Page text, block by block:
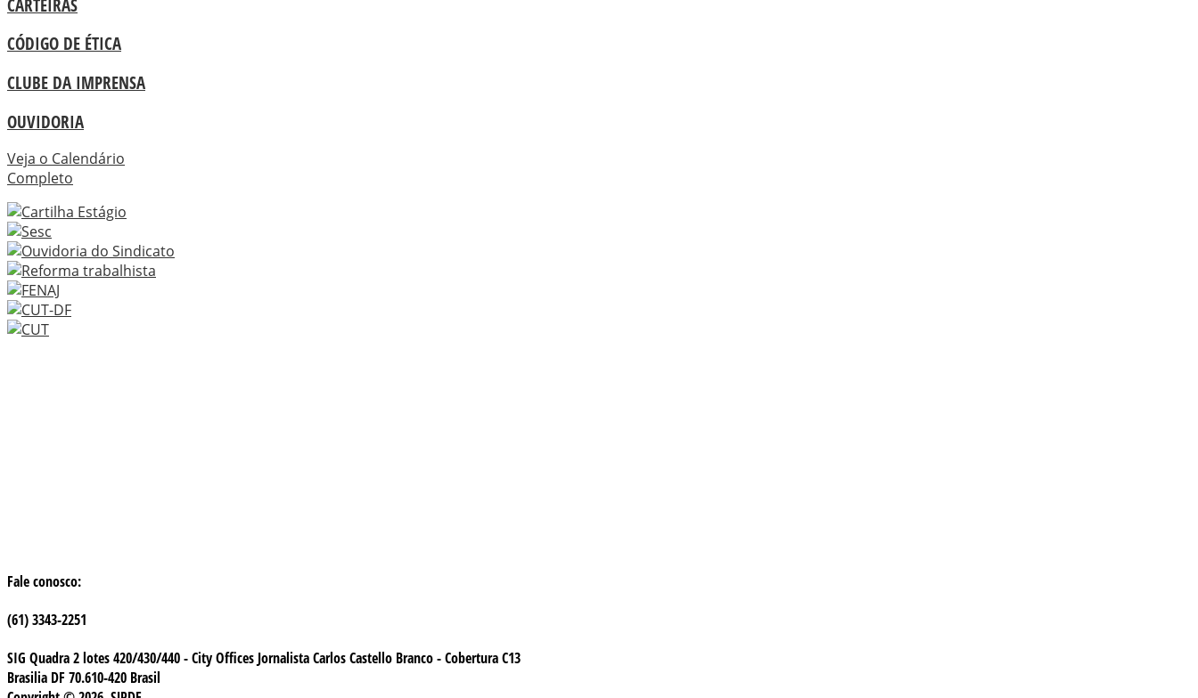
CARTEIRAS
CÓDIGO DE ÉTICA
CLUBE DA IMPRENSA
OUVIDORIA
Veja o Calendário
Completo
Fale conosco:
(61) 3343-2251
SIG Quadra 2 lotes 420/430/440 - City Offices Jornalista Carlos Castello Branco - Cobertura C13
Brasilia DF 70.610-420 Brasil